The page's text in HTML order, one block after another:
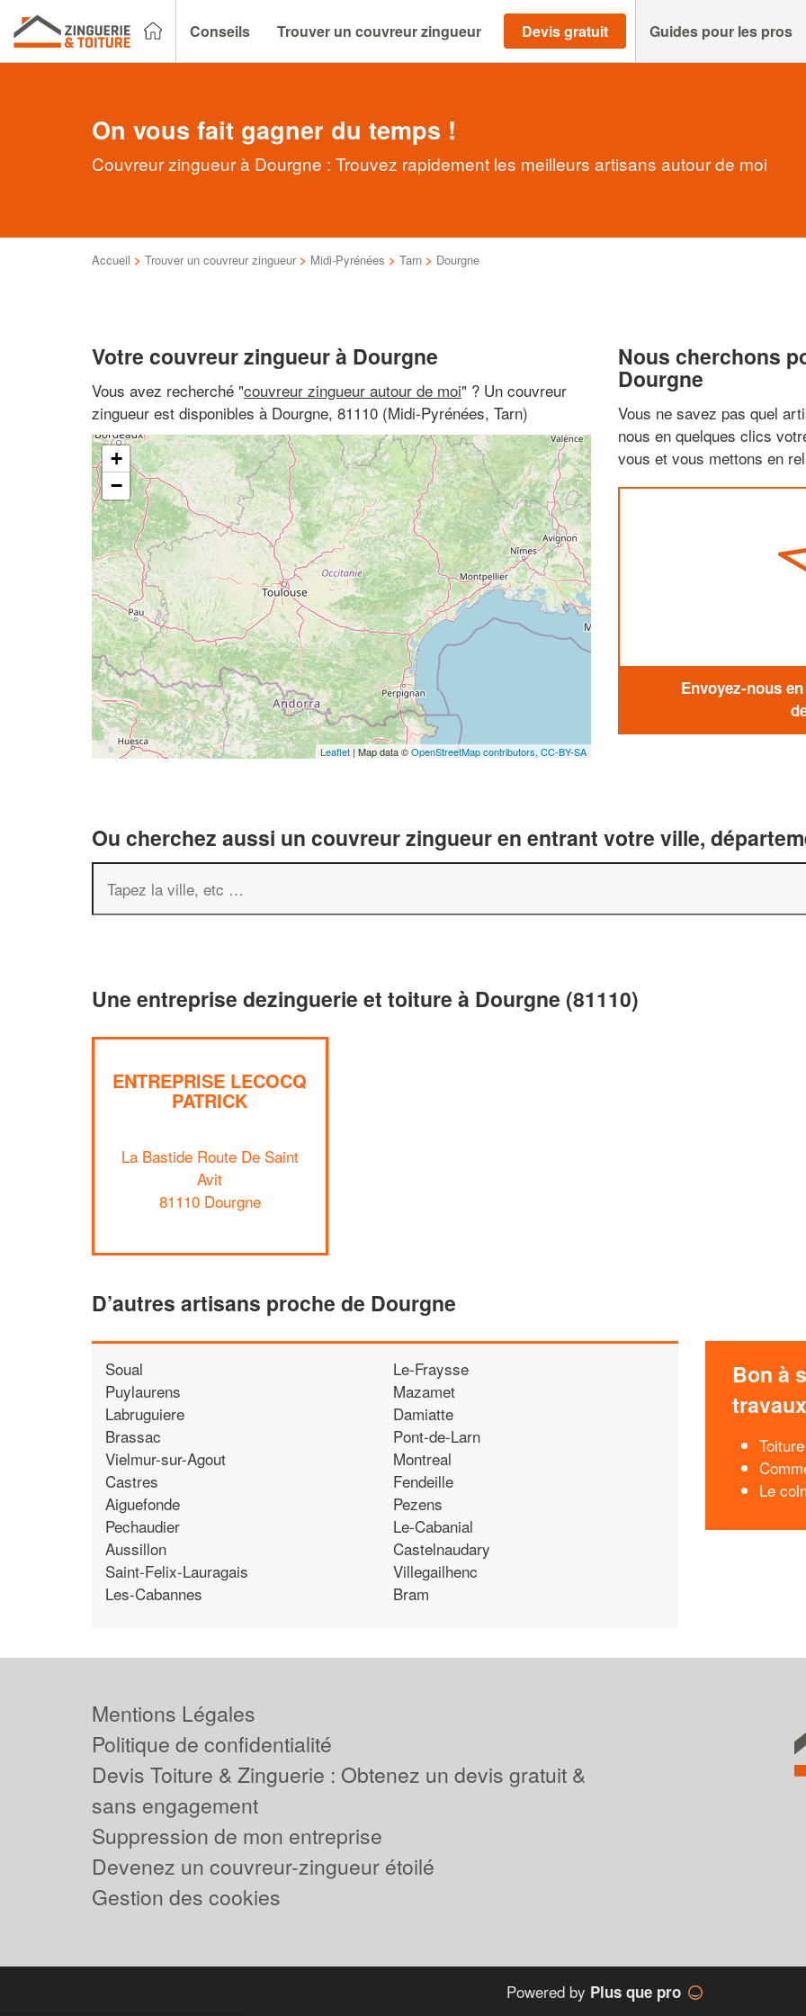
Conseils Trouver un couvreur zingueur Devis gratuit Guides pour les pros
On vous fait gagner du temps !
Couvreur zingueur à Dourgne : Trouvez rapidement les meilleurs artisans autour de moi
Accueil > Trouver un couvreur zingueur > Midi-Pyrénées > Tarn > Dourgne
Votre couvreur zingueur à Dourgne
Vous avez recherché "couvreur zingueur autour de moi" ? Un couvreur
zingueur est disponibles à Dourgne, 81110 (Midi-Pyrénées, Tarn)
+
−
Leaflet | Map data ©OpenStreetMap contributors, CC-BY-SA
Nous cherchons
Dourgne
Vous ne savez pas quel
nous en quelques clics
vous et vous mettons en
Envoyez-nous
Ou cherchez aussi un couvreur zingueur en entrant votre ville,
Une entreprise dezinguerie et toiture à Dourgne (81110)
ENTREPRISE LECOCQ
PATRICK
La Bastide Route De Saint
Avit
81110 Dourgne
D’autres artisans proche de Dourgne
Soual
Puylaurens
Labruguiere
Brassac
Vielmur-sur-Agout
Castres
Aiguefonde
Pechaudier
Aussillon
Saint-Felix-Lauragais
Les-Cabannes
Le-Fraysse
Mazamet
Damiatte
Pont-de-Larn
Montreal
Fendeille
Pezens
Le-Cabanial
Castelnaudary
Villegailhenc
Bram
Bon à
travaux
Le
Mentions Légales
Politique de confidentialité
Devis Toiture & Zinguerie : Obtenez un devis gratuit &
sans engagement
Suppression de mon entreprise
Devenez un couvreur-zingueur étoilé
Gestion des cookies
Powered by Plus que pro